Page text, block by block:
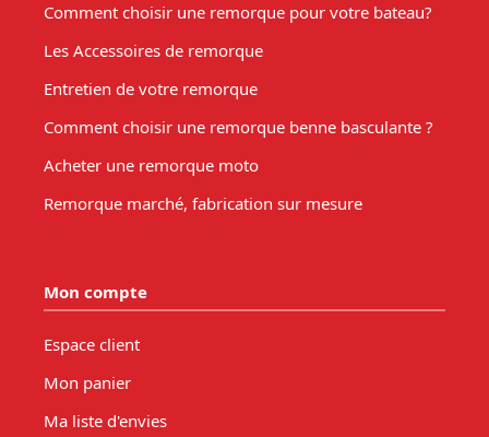
Comment choisir une remorque pour votre bateau?
Les Accessoires de remorque
Entretien de votre remorque
Comment choisir une remorque benne basculante ?
Acheter une remorque moto
Remorque marché, fabrication sur mesure
Mon compte
Espace client
Mon panier
Ma liste d'envies